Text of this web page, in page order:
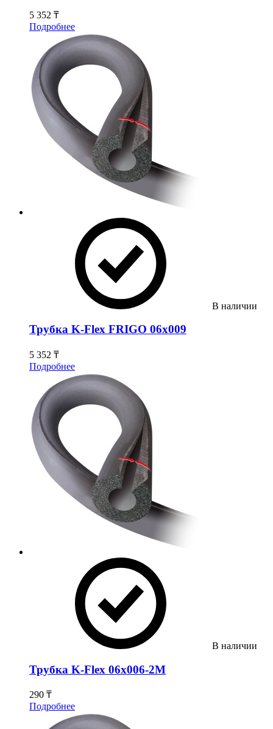
5 352 ₸
Подробнее
В наличии
Трубка K-Flex FRIGO 06х009
5 352 ₸
Подробнее
В наличии
Трубка K-Flex 06х006-2М
290 ₸
Подробнее